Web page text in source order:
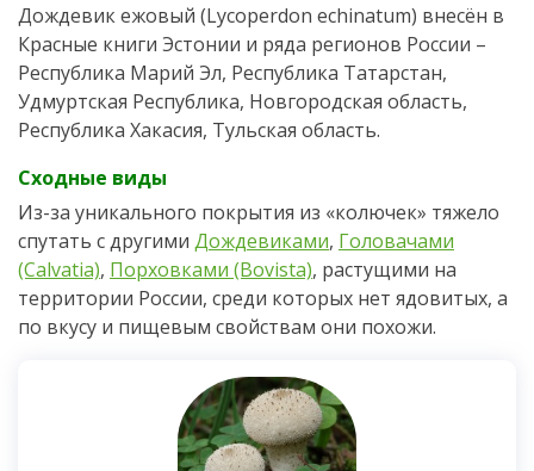
Дождевик ежовый (Lycoperdon echinatum) внесён в
Красные книги Эстонии и ряда регионов России –
Республика Марий Эл, Республика Татарстан,
Удмуртская Республика, Новгородская область,
Республика Хакасия, Тульская область.
Сходные виды
Из-за уникального покрытия из «колючек» тяжело
спутать с другими Дождевиками, Головачами
(Calvatia), Порховками (Bovista), растущими на
территории России, среди которых нет ядовитых, а
по вкусу и пищевым свойствам они похожи.